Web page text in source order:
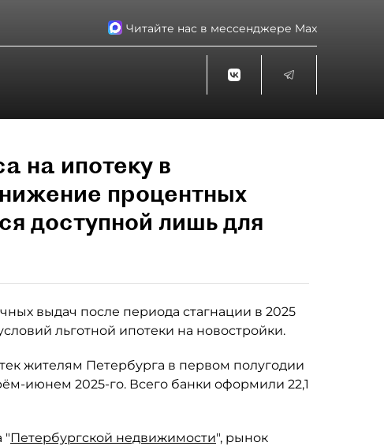
Читайте нас в мессенджере Max
на ипотеку в
процентных
доступной лишь для
выдач после периода стагнации в 2025
льготной ипотеки на новостройки.
жителям Петербурга в первом полугодии
июнем 2025-го. Всего банки оформили 22,1
"Петербургской недвижимости", рынок